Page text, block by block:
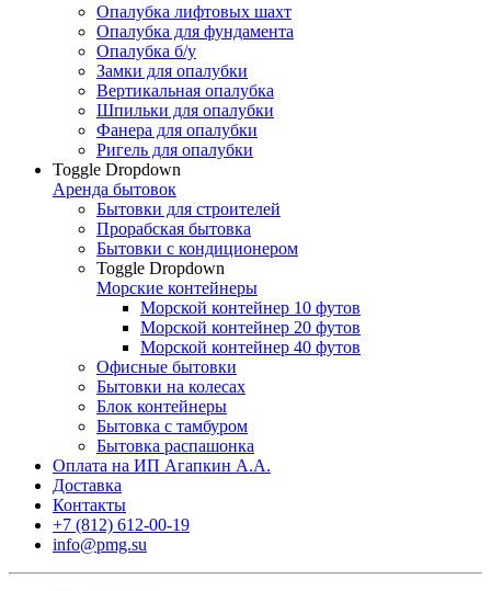
Опалубка лифтовых шахт
Опалубка для фундамента
Опалубка б/у
Замки для опалубки
Вертикальная опалубка
Шпильки для опалубки
Фанера для опалубки
Ригель для опалубки
Toggle Dropdown
Аренда бытовок
Бытовки для строителей
Прорабская бытовка
Бытовки с кондиционером
Toggle Dropdown
Морские контейнеры
Морской контейнер 10 футов
Морской контейнер 20 футов
Морской контейнер 40 футов
Офисные бытовки
Бытовки на колесах
Блок контейнеры
Бытовка с тамбуром
Бытовка распашонка
Оплата на ИП Агапкин А.А.
Доставка
Контакты
+7 (812) 612-00-19
info@pmg.su